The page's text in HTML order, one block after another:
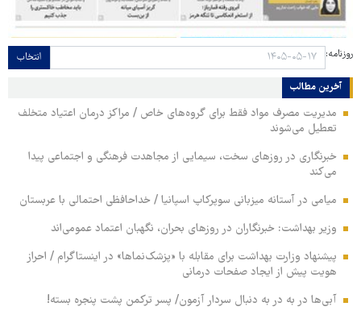
روزنامه: انتخاب
آخرین مطالب
مدیریت مصرف مواد فقط برای گروه‌های خاص / مراکز درمان اعتیاد متخلف
تعطیل می‌شوند
خبرنگاری در روزهای سخت، سیمایی از مجاهدت فرهنگی و اجتماعی پیدا
می‌کند
میامی در آستانه میزبانی سوپرکاپ اسپانیا / خداحافظی احتمالی با عربستان
وزیر بهداشت: خبرنگاران در روزهای بحران، نگهبان اعتماد عمومی‌اند
پیشنهاد وزارت بهداشت برای مقابله با «پزشک‌نماها» در اینستاگرام / احراز
هویت پیش از ایجاد صفحات درمانی
آبی‌ها در به در به دنبال سردار آزمون/ پسر ترکمن پشت پنجره بسته!